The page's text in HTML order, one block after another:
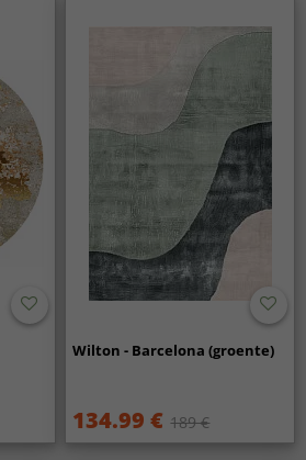
Wilton - Barcelona (groente)
134.99 € 189 €